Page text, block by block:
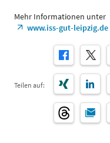
Mehr Informationen unter
www.iss-gut-leipzig.de
Teilen auf: